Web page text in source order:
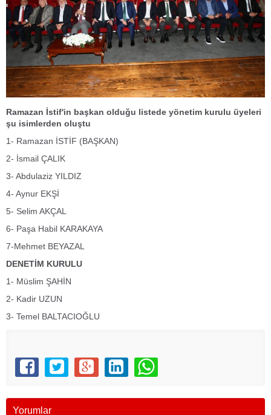
Ramazan İstif'in başkan olduğu listede yönetim kurulu üyeleri
şu isimlerden oluştu
1- Ramazan İSTİF (BAŞKAN)
2- İsmail ÇALIK
3- Abdulaziz YILDIZ
4- Aynur EKŞİ
5- Selim AKÇAL
6- Paşa Habil KARAKAYA
7-Mehmet BEYAZAL
DENETİM KURULU
1- Müslim ŞAHİN
2- Kadir UZUN
3- Temel BALTACIOĞLU
Yorumlar